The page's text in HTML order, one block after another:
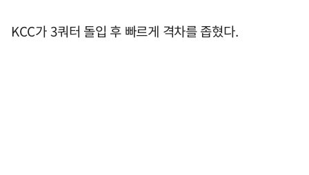
KCC가 3쿼터 돌입 후 빠르게 격차를 좁혔다.